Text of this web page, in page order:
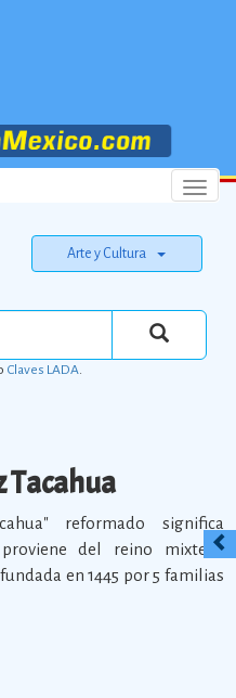
Menu
Arte y Cultura
Claves LADA.
Tacahua
reformado significa
del reino mixteco
en 1445 por 5 familias